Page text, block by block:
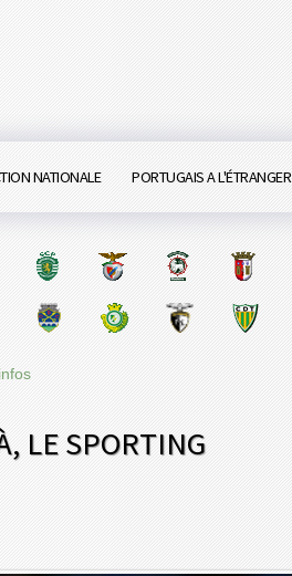
NATIONALE PORTUGAIS A L'ÉTRANGER
LE SPORTING